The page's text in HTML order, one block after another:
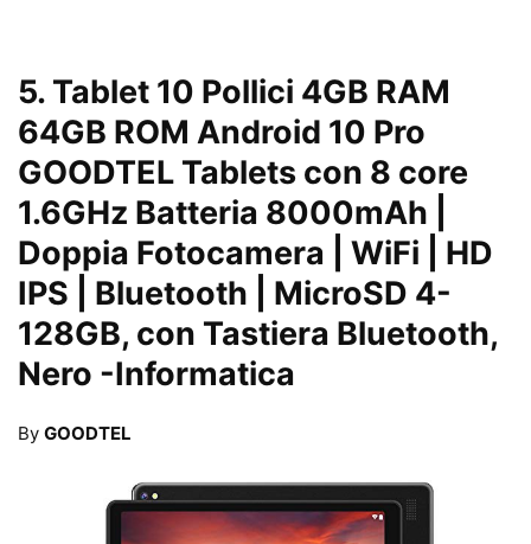
5. Tablet 10 Pollici 4GB RAM
64GB ROM Android 10 Pro
GOODTEL Tablets con 8 core
1.6GHz Batteria 8000mAh |
Doppia Fotocamera | WiFi | HD
IPS | Bluetooth | MicroSD 4-
128GB, con Tastiera Bluetooth,
Nero -Informatica
By GOODTEL